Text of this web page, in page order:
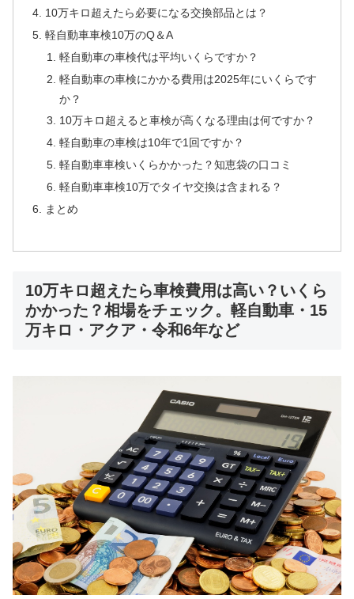
10万キロ超えたら必要になる交換部品とは？
軽自動車車検10万のQ＆A
軽自動車の車検代は平均いくらですか？
軽自動車の車検にかかる費用は2025年にいくらです
か？
10万キロ超えると車検が高くなる理由は何ですか？
軽自動車の車検は10年で1回ですか？
軽自動車車検いくらかかった？知恵袋の口コミ
軽自動車車検10万でタイヤ交換は含まれる？
まとめ
10万キロ超えたら車検費用は高い？いくら
かかった？相場をチェック。軽自動車・15
万キロ・アクア・令和6年など